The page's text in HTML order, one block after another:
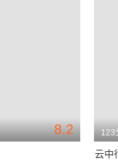
8.2 123
云中